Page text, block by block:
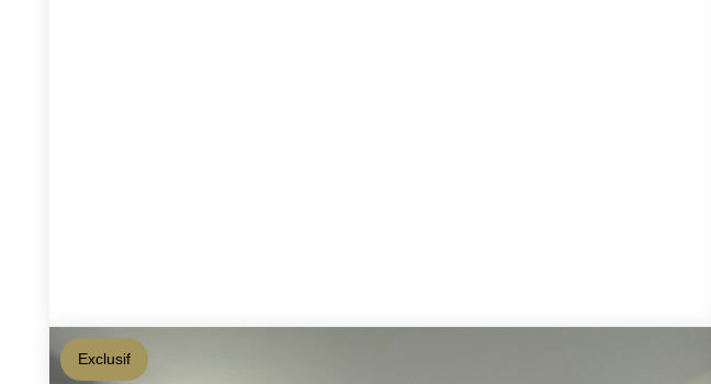
Exclusif